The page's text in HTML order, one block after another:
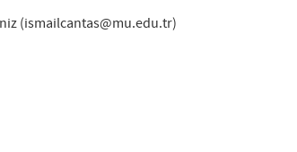
(ismailcantas@mu.edu.tr)